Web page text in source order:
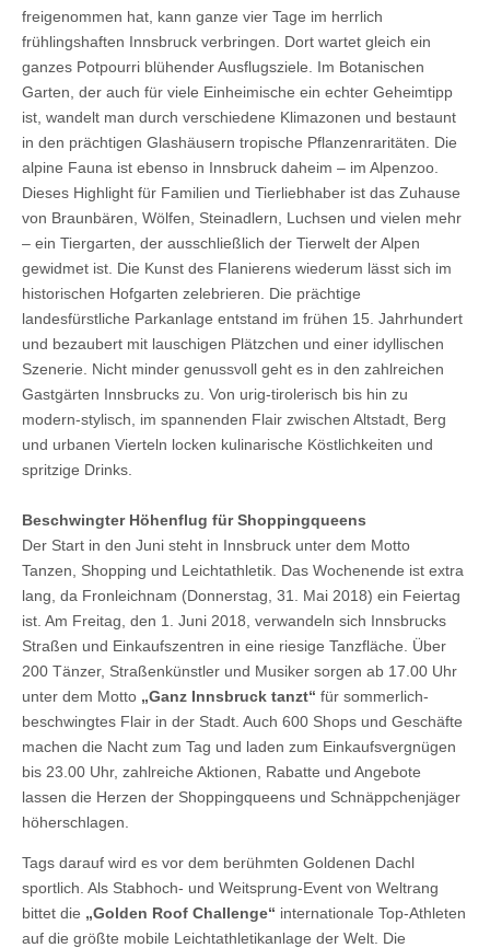
freigenommen hat, kann ganze vier Tage im herrlich
frühlingshaften Innsbruck verbringen. Dort wartet gleich ein
ganzes Potpourri blühender Ausflugsziele. Im Botanischen
Garten, der auch für viele Einheimische ein echter Geheimtipp
ist, wandelt man durch verschiedene Klimazonen und bestaunt
in den prächtigen Glashäusern tropische Pflanzenraritäten. Die
alpine Fauna ist ebenso in Innsbruck daheim – im Alpenzoo.
Dieses Highlight für Familien und Tierliebhaber ist das Zuhause
von Braunbären, Wölfen, Steinadlern, Luchsen und vielen mehr
– ein Tiergarten, der ausschließlich der Tierwelt der Alpen
gewidmet ist. Die Kunst des Flanierens wiederum lässt sich im
historischen Hofgarten zelebrieren. Die prächtige
landesfürstliche Parkanlage entstand im frühen 15. Jahrhundert
und bezaubert mit lauschigen Plätzchen und einer idyllischen
Szenerie. Nicht minder genussvoll geht es in den zahlreichen
Gastgärten Innsbrucks zu. Von urig-tirolerisch bis hin zu
modern-stylisch, im spannenden Flair zwischen Altstadt, Berg
und urbanen Vierteln locken kulinarische Köstlichkeiten und
spritzige Drinks.
Beschwingter Höhenflug für Shoppingqueens
Der Start in den Juni steht in Innsbruck unter dem Motto
Tanzen, Shopping und Leichtathletik. Das Wochenende ist extra
lang, da Fronleichnam (Donnerstag, 31. Mai 2018) ein Feiertag
ist. Am Freitag, den 1. Juni 2018, verwandeln sich Innsbrucks
Straßen und Einkaufszentren in eine riesige Tanzfläche. Über
200 Tänzer, Straßenkünstler und Musiker sorgen ab 17.00 Uhr
unter dem Motto „Ganz Innsbruck tanzt“ für sommerlich-
beschwingtes Flair in der Stadt. Auch 600 Shops und Geschäfte
machen die Nacht zum Tag und laden zum Einkaufsvergnügen
bis 23.00 Uhr, zahlreiche Aktionen, Rabatte und Angebote
lassen die Herzen der Shoppingqueens und Schnäppchenjäger
höherschlagen.
Tags darauf wird es vor dem berühmten Goldenen Dachl
sportlich. Als Stabhoch- und Weitsprung-Event von Weltrang
bittet die „Golden Roof Challenge“ internationale Top-Athleten
auf die größte mobile Leichtathletikanlage der Welt. Die